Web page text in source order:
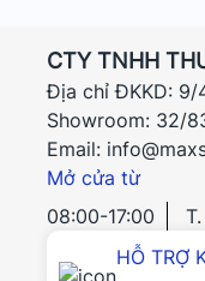
CTY TNHH
Địa chỉ ĐKKD: 9/
Showroom: 32/
Email:
Mở cửa từ
08:00-17:00
HỖ TRỢ